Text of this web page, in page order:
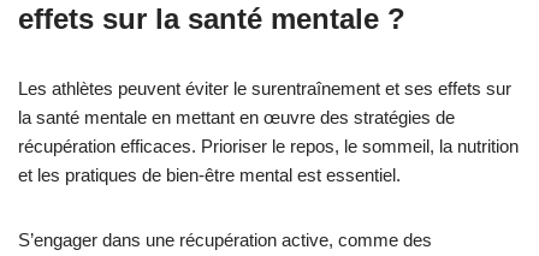
effets sur la santé mentale ?
Les athlètes peuvent éviter le surentraînement et ses effets sur
la santé mentale en mettant en œuvre des stratégies de
récupération efficaces. Prioriser le repos, le sommeil, la nutrition
et les pratiques de bien-être mental est essentiel.
S’engager dans une récupération active, comme des